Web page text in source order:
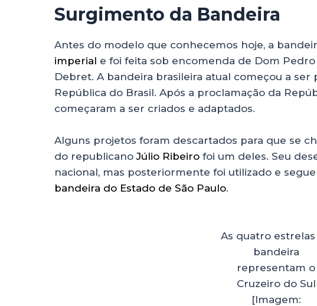
p
p
o
k
n
Surgimento da Bandeira
Antes do modelo que conhecemos hoje, a
imperial e foi feita sob encomenda de Dom
Debret. A bandeira brasileira atual começou a ser
República do Brasil. Após a proclamação da
começaram a ser criados e adaptados.
Alguns projetos foram descartados para que se
do republicanoJúlio Ribeiro foi um deles. Seu
nacional, mas posteriormente foi utilizado e
bandeira do Estado de São Paulo.
As quatro estrelas
bandeira
representam o
Cruzeiro do Sul
[Imagem: